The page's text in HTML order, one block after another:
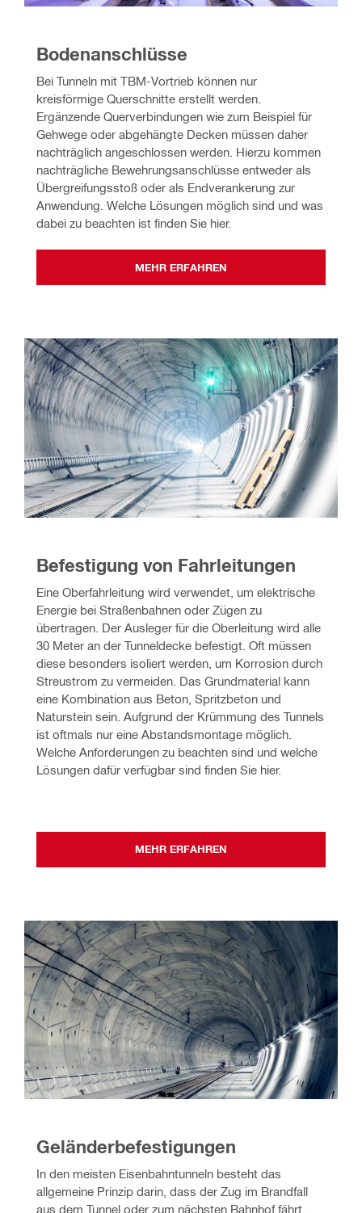
Bodenanschlüsse
Bei Tunneln mit TBM-Vortrieb können nur
kreisförmige Querschnitte erstellt werden.
Ergänzende Querverbindungen wie zum Beispiel für
Gehwege oder abgehängte Decken müssen daher
nachträglich angeschlossen werden. Hierzu kommen
nachträgliche Bewehrungsanschlüsse entweder als
Übergreifungsstoß oder als Endverankerung zur
Anwendung. Welche Lösungen möglich sind und was
dabei zu beachten ist finden Sie hier.
MEHR ERFAHREN
Befestigung von Fahrleitungen
Eine Oberfahrleitung wird verwendet, um elektrische
Energie bei Straßenbahnen oder Zügen zu
übertragen. Der Ausleger für die Oberleitung wird alle
30 Meter an der Tunneldecke befestigt. Oft müssen
diese besonders isoliert werden, um Korrosion durch
Streustrom zu vermeiden. Das Grundmaterial kann
eine Kombination aus Beton, Spritzbeton und
Naturstein sein. Aufgrund der Krümmung des Tunnels
ist oftmals nur eine Abstandsmontage möglich.
Welche Anforderungen zu beachten sind und welche
Lösungen dafür verfügbar sind finden Sie hier.
MEHR ERFAHREN
Geländerbefestigungen
In den meisten Eisenbahntunneln besteht das
allgemeine Prinzip darin, dass der Zug im Brandfall
aus dem Tunnel oder zum nächsten Bahnhof fährt.